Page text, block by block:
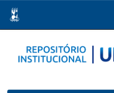
navigation